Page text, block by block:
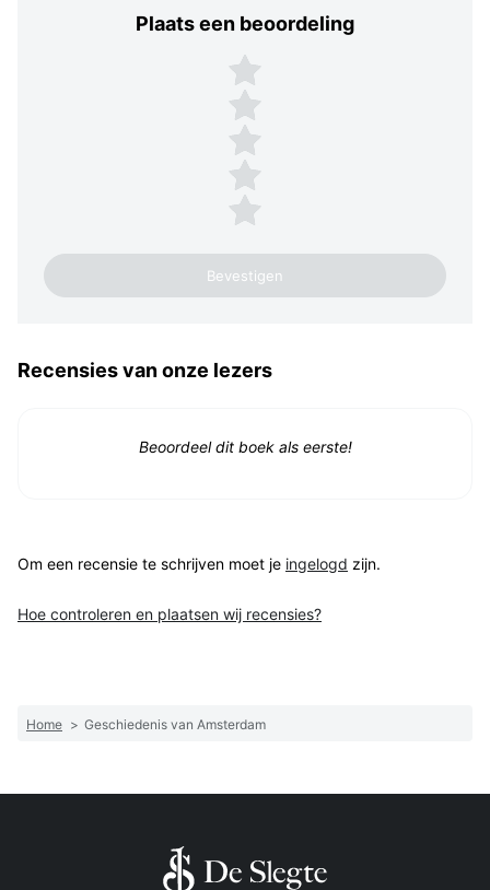
Plaats een beoordeling
Plaats een beoordeling
5 sterren
4 sterren
3 sterren
2 sterren
1 ster
Recensies van onze lezers
Beoordeel dit boek als eerste!
Om een recensie te schrijven moet je ingelogd zijn.
Hoe controleren en plaatsen wij recensies?
Home > Geschiedenis van Amsterdam